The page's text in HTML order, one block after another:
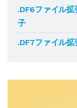
.DF6ファイル拡
子
.DF7ファイル拡